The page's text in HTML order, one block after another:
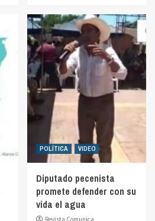
POLÍTICA VIDEO
Diputado pecenista
promete defender con su
vida el agua
Revista Comunica